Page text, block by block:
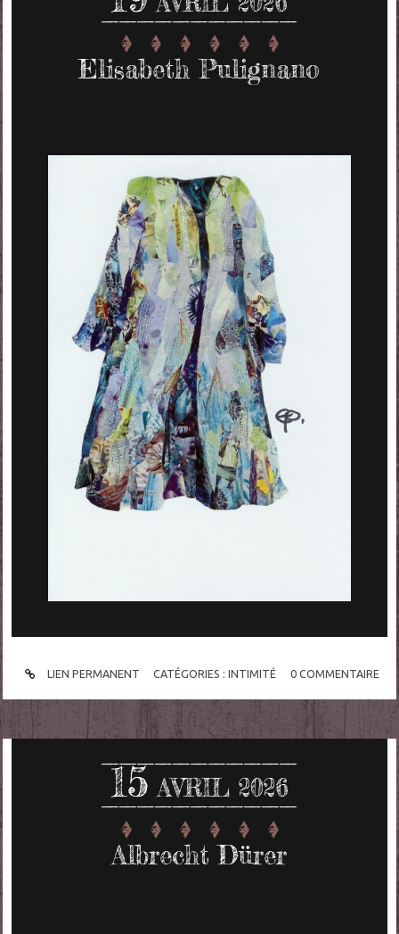
Elisabeth Pulignano
LIEN PERMANENT CATÉGORIES :INTIMITÉ 0 COMMENTAIRE
15 AVRIL 2026
Albrecht Dürer